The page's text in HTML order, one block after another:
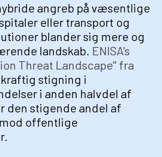
angreb på væsentlige
eller transport og
blander sig mere og
landskab. ENISA's
Threat Landscape" fra
stigning i
i anden halvdel af
den stigende andel af
offentlige